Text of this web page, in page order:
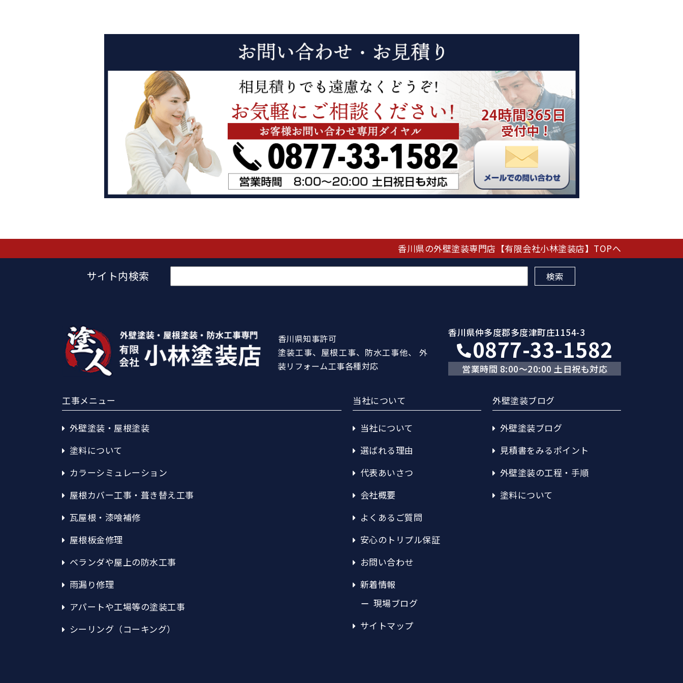
香川県の外壁塗装専門店【有限会社小林塗装店】TOPへ
サイト内検索
索:
香川県知事許可
塗装工事、屋根工事、防水工事他、 外
装リフォーム工事各種対応
香川県仲多度郡多度津町庄1154-3
0877-33-1582
営業時間 8:00～20:00 土日祝も対応
工事メニュー
外壁塗装・屋根塗装
塗料について
カラーシミュレーション
屋根カバー工事・葺き替え工事
瓦屋根・漆喰補修
屋根板金修理
ベランダや屋上の防水工事
雨漏り修理
アパートや工場等の塗装工事
シーリング（コーキング）
当社について
当社について
選ばれる理由
代表あいさつ
会社概要
よくあるご質問
安心のトリプル保証
お問い合わせ
新着情報
現場ブログ
サイトマップ
外壁塗装ブログ
外壁塗装ブログ
見積書をみるポイント
外壁塗装の工程・手順
塗料について